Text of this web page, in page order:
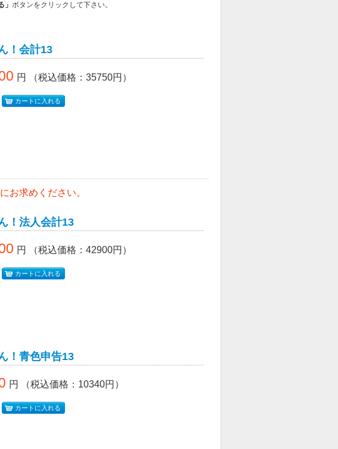
」 ボタンをクリックして下さい。
！会計13
円 （税込価格： 35750円）
カートに入れる
お求めください。
！法人会計13
円 （税込価格： 42900円）
カートに入れる
！青色申告13
円 （税込価格： 10340円）
カートに入れる